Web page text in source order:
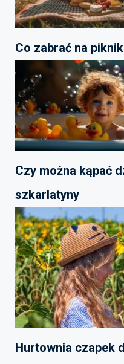
Co zabrać na
Czy można kąpać
szkarlatyny
Hurtownia czapek